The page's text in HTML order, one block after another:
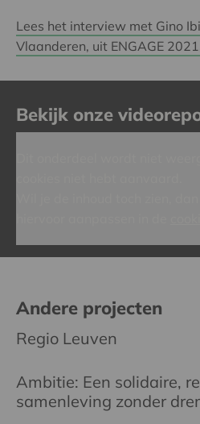
Lees het interview met Gino
Vlaanderen, uit ENGAGE
Bekijk onze
Andere projecten
Regio Leuven
Ambitie: Een solidaire,
samenleving zonder